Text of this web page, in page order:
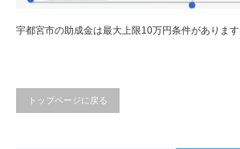
宇都宮市の助成金は最大上限10万円条件があります
トップページに戻る